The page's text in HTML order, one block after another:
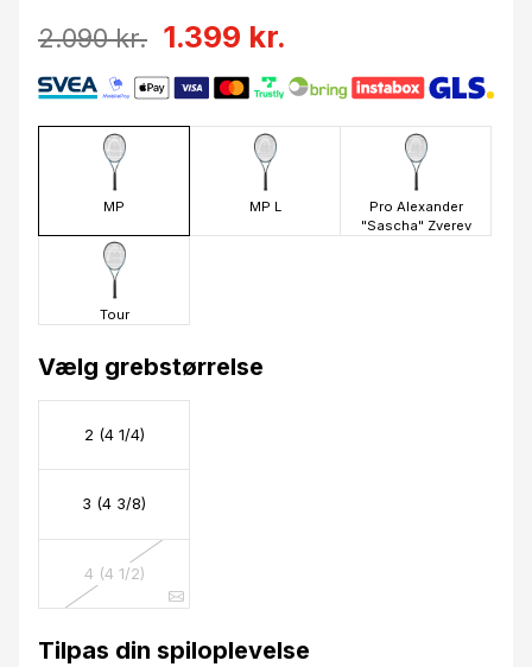
2.090 kr. 1.399 kr.
MP MP L
Pro Alexander
"Sascha" Zverev
Tour
Vælg grebstørrelse
2 (4 1/4)
3 (4 3/8)
4 (4 1/2)
Tilpas din spiloplevelse